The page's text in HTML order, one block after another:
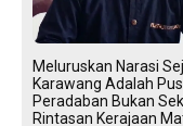
Meluruskan Narasi
Karawang Adalah
Peradaban Bukan
Rintasan Kerajaan